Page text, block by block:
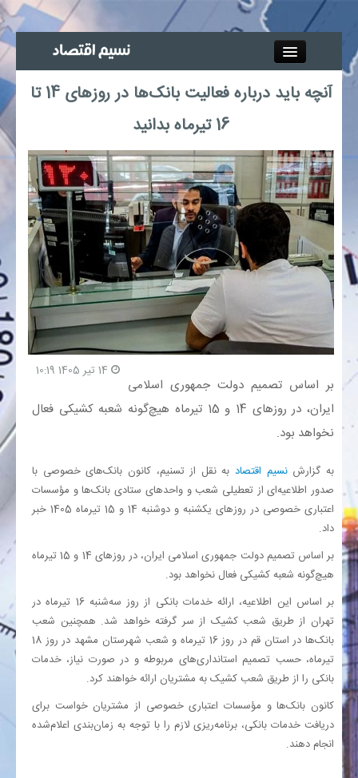
جذب خبرنگار
آگهی استخدام
پیوند‌ها
اجتماعی
صنعت معدن و تجارت
بیمه و بورس
اقتصاد
آنچه باید درباره فعالیت بانک‌ها در روزهای 14 تا
16 تیرماه بدانید
بر اساس تصمیم دولت جمهوری اسلامی
ایران، در روزهای 14 و 15 تیرماه هیچ‌گونه شعبه کشیکی فعال
نخواهد بود.
به گزارشنسیم اقتصادبه نقل از تسنیم، کانون بانک‌های خصوصی با
صدور اطلاعیه‌ای از تعطیلی شعب و واحدهای ستادی بانک‌ها و مؤسسات
اعتباری خصوصی در روزهای یکشنبه و دوشنبه 14 و 15 تیرماه 1405 خبر
داد.
بر اساس تصمیم دولت جمهوری اسلامی ایران، در روزهای 14 و 15 تیرماه
هیچ‌گونه شعبه کشیکی فعال نخواهد بود.
بر اساس این اطلاعیه، ارائه خدمات بانکی از روز سه‌شنبه 16 تیرماه در
تهران از طریق شعب کشیک از سر گرفته خواهد شد. همچنین شعب
بانک‌ها در استان قم در روز 16 تیرماه و شعب شهرستان مشهد در روز 18
تیرماه، حسب تصمیم استانداری‌های مربوطه و در صورت نیاز، خدمات
بانکی را از طریق شعب کشیک به مشتریان ارائه خواهند کرد.
کانون بانک‌ها و مؤسسات اعتباری خصوصی از مشتریان خواست برای
دریافت خدمات بانکی، برنامه‌ریزی لازم را با توجه به زمان‌بندی اعلام‌شده
انجام دهند.